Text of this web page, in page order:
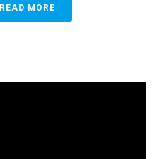
READ MORE